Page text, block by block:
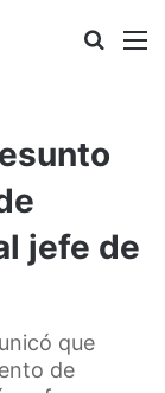
Buscar
jefe de
que
de